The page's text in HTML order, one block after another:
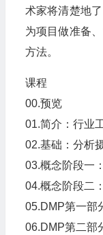
术家将清楚地
为项目做准备
方法。
课程
00.预览
01.简介：行业
02.基础：分析
03.概念阶段一
04.概念阶段二
05.DMP第一部
06.DMP第二部